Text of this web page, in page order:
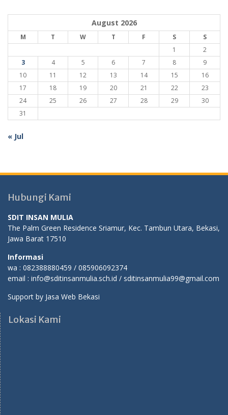
August 2026
M T W T F S
S
1
2
3
4 5 6 7 8
9
10
11 12 13 14 15
16
17
18 19 20 21 22
23
24
25 26 27 28 29
30
31
« Jul
Hubungi Kami
SDIT INSAN MULIA
The Palm Green Residence Sriamur, Kec. Tambun Utara, Bekasi,
Jawa Barat 17510
Informasi
wa : 082388880459 / 085906092374
email : info@sditinsanmulia.sch.id / sditinsanmulia99@gmail.com
Support by Jasa Web Bekasi
Lokasi Kami